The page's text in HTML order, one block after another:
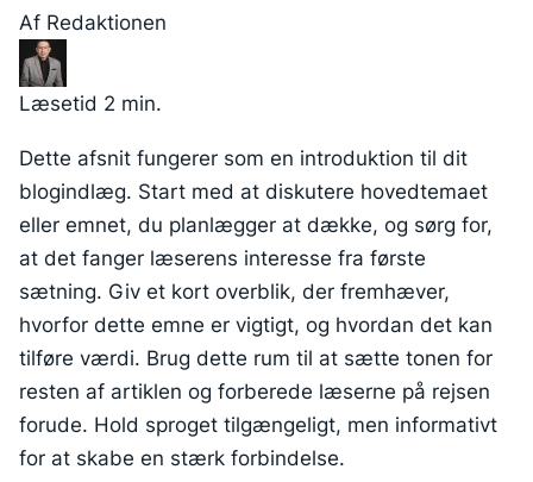
Af Redaktionen
Læsetid 2 min.
Dette afsnit fungerer som en introduktion til dit
blogindlæg. Start med at diskutere hovedtemaet
eller emnet, du planlægger at dække, og sørg for,
at det fanger læserens interesse fra første
sætning. Giv et kort overblik, der fremhæver,
hvorfor dette emne er vigtigt, og hvordan det kan
tilføre værdi. Brug dette rum til at sætte tonen for
resten af artiklen og forberede læserne på rejsen
forude. Hold sproget tilgængeligt, men informativt
for at skabe en stærk forbindelse.